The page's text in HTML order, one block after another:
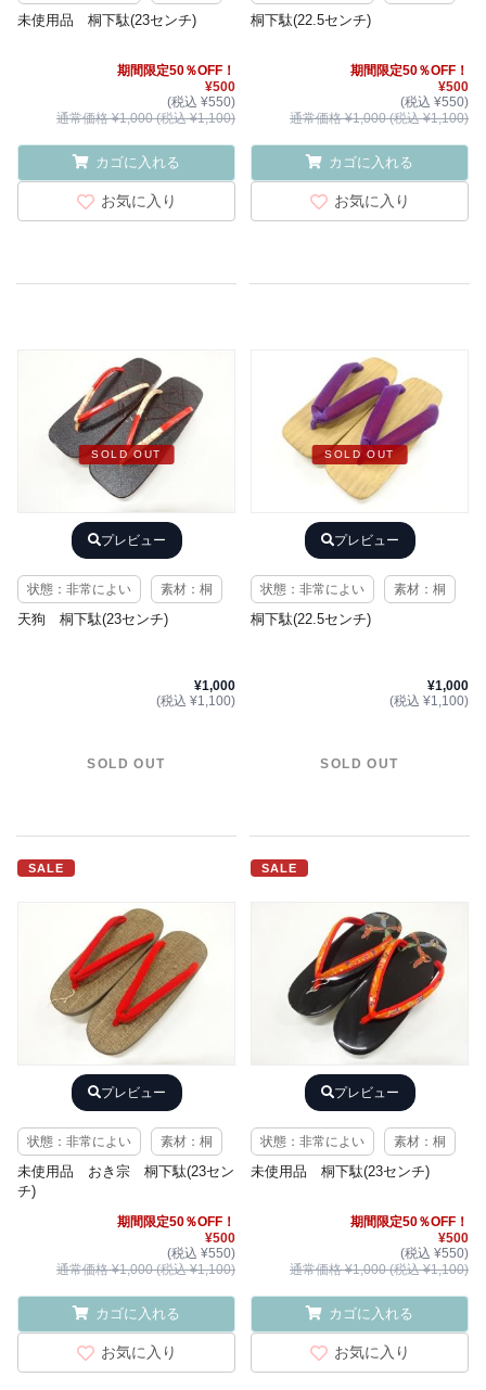
未使用品 桐下駄(23センチ)
期間限定50％OFF！
¥500
(税込 ¥550)
通常価格 ¥1,000 (税込 ¥1,100)
カゴに入れる
お気に入り
桐下駄(22.5センチ)
期間限定50％OFF！
¥500
(税込 ¥550)
通常価格 ¥1,000 (税込 ¥1,100)
カゴに入れる
お気に入り
SOLD OUT
プレビュー
状態：非常によい 素材：桐
天狗 桐下駄(23センチ)
¥1,000
(税込 ¥1,100)
SOLD OUT
SOLD OUT
プレビュー
状態：非常によい 素材：桐
桐下駄(22.5センチ)
¥1,000
(税込 ¥1,100)
SOLD OUT
SALE
プレビュー
状態：非常によい 素材：桐
未使用品 おき宗 桐下駄(23セン
チ)
期間限定50％OFF！
¥500
(税込 ¥550)
通常価格 ¥1,000 (税込 ¥1,100)
カゴに入れる
お気に入り
SALE
プレビュー
状態：非常によい 素材：桐
未使用品 桐下駄(23センチ)
期間限定50％OFF！
¥500
(税込 ¥550)
通常価格 ¥1,000 (税込 ¥1,100)
カゴに入れる
お気に入り